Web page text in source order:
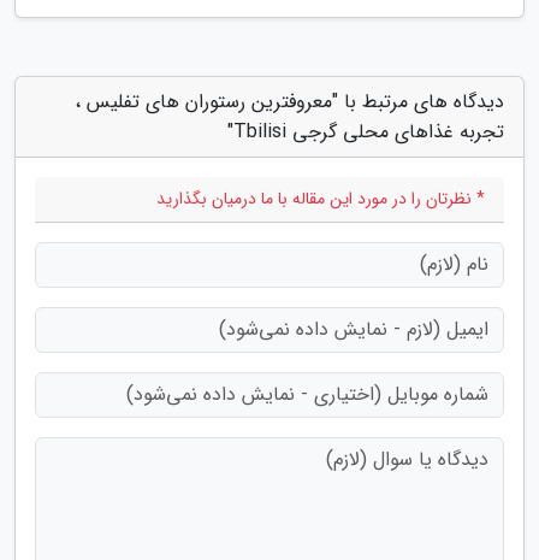
دیدگاه های مرتبط با "معروفترین رستوران های تفلیس ،
تجربه غذاهای محلی گرجی Tbilisi"
* نظرتان را در مورد این مقاله با ما درمیان بگذارید